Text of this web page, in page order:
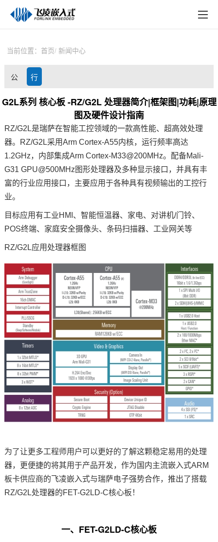
技术与支持
在线文档
方案定制
关于飞凌
天猫商城
新闻中心
在线购买
当前位置： 首页 新闻中心
公
司
态
行
业
讯
G2L系列 核心板 -RZ/G2L 处理器简介|框架图|功耗|原理
图及硬件设计指南
RZ/G2L是瑞萨在智能工控领域的一款高性能、超高效处理
器。RZ/G2L采用Arm Cortex-A55内核，运行频率高达
1.2GHz，内部集成Arm Cortex-M33@200MHz。配备Mali-
G31 GPU@500MHz图形处理器及多种显示接口 ，并具有丰
富的行业应用接口，主要应用于各种具有视频输出的工控行
业。
目标应用有工业HMI、智能恒温器、家电、对讲机/门铃、
POS终端、家庭安全摄像头、条码扫描器、 工业网关等
RZ/G2L应用处理器框图
为了让更多工程师用户可以更好的了解这颗稳定易用的处理
器，更便捷的将其用于产品开发，作为国内主流嵌入式ARM
板卡供应商的飞凌嵌入式与瑞萨电子强势合作，推出了搭载
RZ/G2L处理器的FET-G2LD-C核心板 ！
一、FET-G2LD-C核心板